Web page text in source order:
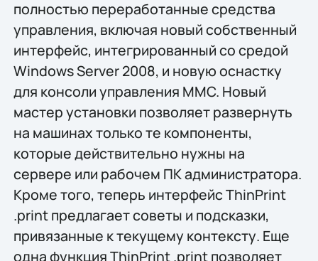
полностью переработанные средства
управления, включая новый собственный
интерфейс, интегрированный со средой
Windows Server 2008, и новую оснастку
для консоли управления MMC. Новый
мастер установки позволяет развернуть
на машинах только те компоненты,
которые действительно нужны на
сервере или рабочем ПК администратора.
Кроме того, теперь интерфейс ThinPrint
.print предлагает советы и подсказки,
привязанные к текущему контексту. Еще
одна функция ThinPrint .print позволяет